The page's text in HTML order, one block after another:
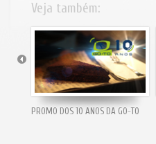
Veja também:
PROMO DOS 10 ANOS DA GO-TO